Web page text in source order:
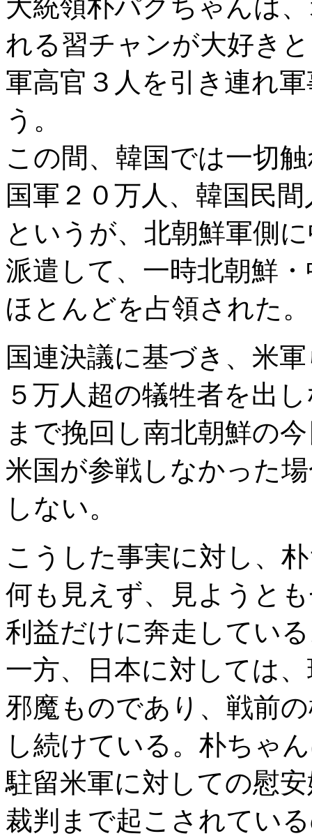
大統領朴パクちゃんは
れる習チャンが大好き
軍高官３人を引き連れ
う。
この間、韓国では一切
国軍２０万人、韓国民
というが、北朝鮮軍側
派遣して、一時北朝鮮
ほとんどを占領された。
国連決議に基づき、米
５万人超の犠牲者を出
まで挽回し南北朝鮮の
米国が参戦しなかった
しない。
こうした事実に対し、
何も見えず、見ようと
利益だけに奔走してい
一方、日本に対しては
邪魔ものであり、戦前
し続けている。朴ちゃ
駐留米軍に対しての慰
裁判まで起こされてい